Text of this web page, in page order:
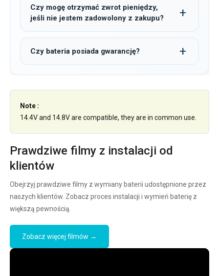
Czy mogę otrzymać zwrot pieniędzy,
jeśli nie jestem zadowolony z zakupu?
Czy bateria posiada gwarancję?
Note :
14.4V and 14.8V are compatible, they are in common use.
Prawdziwe filmy z instalacji od
klientów
Obejrzyj prawdziwe filmy z wymiany baterii udostępnione przez
naszych klientów. Zobacz proces instalacji i wymień baterię z
większą pewnością.
Zobacz więcej filmów →